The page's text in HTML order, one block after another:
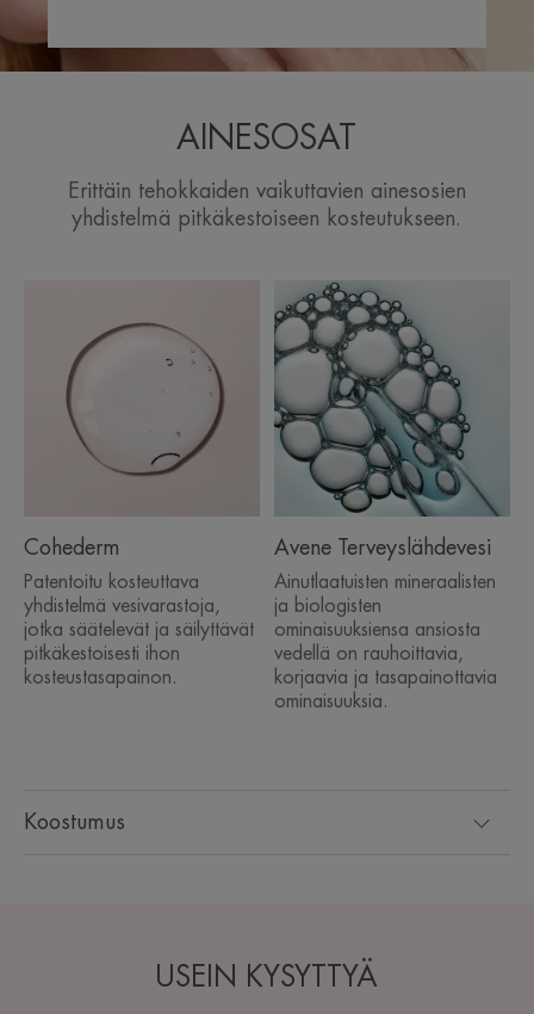
AINESOSAT
Erittäin tehokkaiden vaikuttavien ainesosien
yhdistelmä pitkäkestoiseen kosteutukseen.
Koostumus
Cohederm
Patentoitu kosteuttava
yhdistelmä vesivarastoja,
jotka säätelevät ja säilyttävät
pitkäkestoisesti ihon
kosteustasapainon.
Avene Terveyslähdevesi
Ainutlaatuisten mineraalisten
ja biologisten
ominaisuuksiensa ansiosta
vedellä on rauhoittavia,
korjaavia ja tasapainottavia
ominaisuuksia.
USEIN KYSYTTYÄ